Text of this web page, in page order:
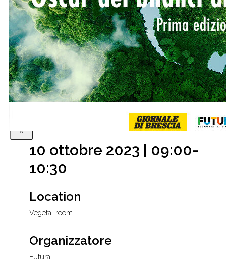
Incontri
Experience
Relatori
Espositori
Gallery
Videogallery
Expo 2022
X
10 ottobre 2023 | 09:00-
10:30
Location
Vegetal room
Organizzatore
Futura